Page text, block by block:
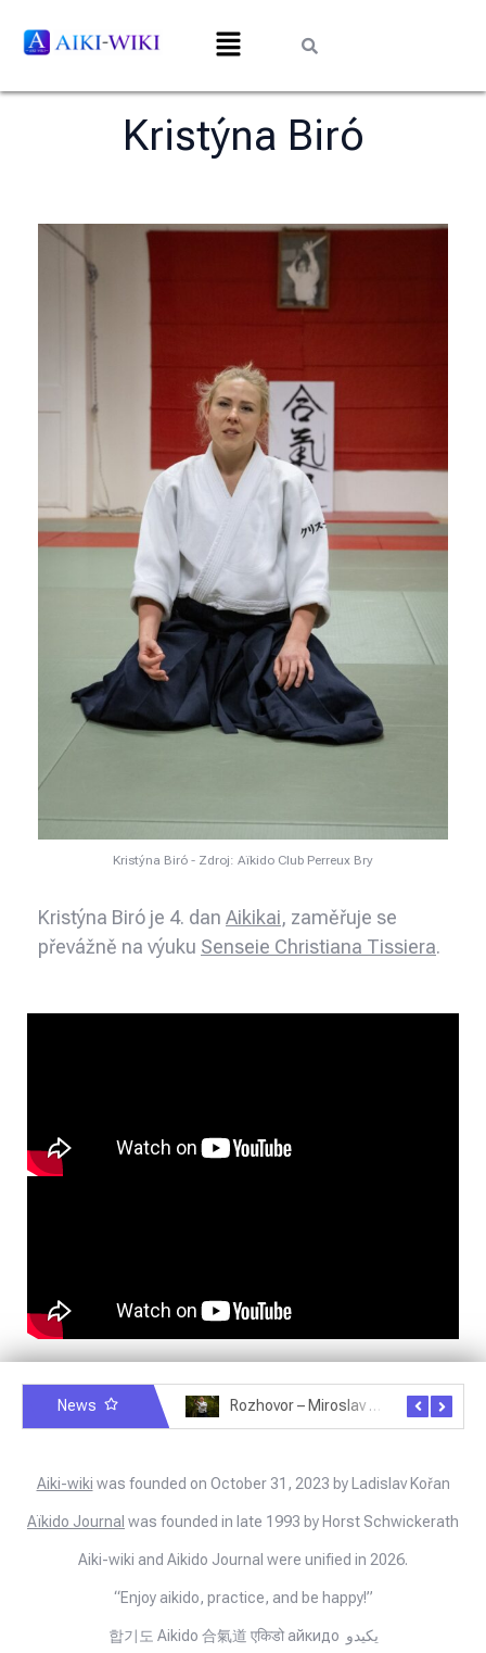
Kristýna Biró
Kristýna Biró - Zdroj: Aïkido Club Perreux Bry
Kristýna Biró je 4. dan Aikikai, zaměřuje se
převážně na výuku Senseie Christiana Tissiera.
News Rozhovor – Miroslav Šmíd – 22.3.2025
Aiki-wiki was founded on October 31, 2023 by Ladislav Kořan
Aïkido Journal was founded in late 1993 by Horst Schwickerath
Aiki-wiki and Aikido Journal were unified in 2026.
“Enjoy aikido, practice, and be happy!”
합기도 Aikido 合氣道 एकिडो айкидо يكيدو